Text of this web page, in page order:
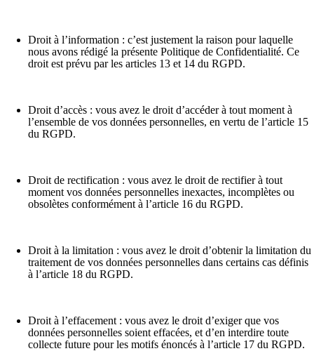
Droit à l’information : c’est justement la raison pour laquelle
nous avons rédigé la présente Politique de Confidentialité. Ce
droit est prévu par les articles 13 et 14 du RGPD.
Droit d’accès : vous avez le droit d’accéder à tout moment à
l’ensemble de vos données personnelles, en vertu de l’article 15
du RGPD.
Droit de rectification : vous avez le droit de rectifier à tout
moment vos données personnelles inexactes, incomplètes ou
obsolètes conformément à l’article 16 du RGPD.
Droit à la limitation : vous avez le droit d’obtenir la limitation du
traitement de vos données personnelles dans certains cas définis
à l’article 18 du RGPD.
Droit à l’effacement : vous avez le droit d’exiger que vos
données personnelles soient effacées, et d’en interdire toute
collecte future pour les motifs énoncés à l’article 17 du RGPD.